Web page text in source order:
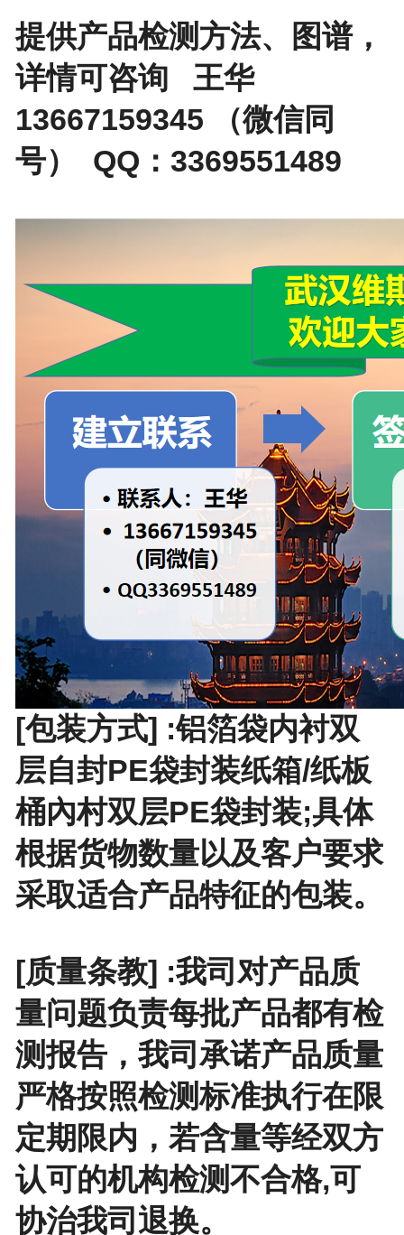
提供产品检测方法、图谱，
详情可咨询 王华
13667159345 （微信同
号） QQ：3369551489
[包装方式] :铝箔袋内衬双
层自封PE袋封装纸箱/纸板
桶內村双层PE袋封装;具体
根据货物数量以及客户要求
采取适合产品特征的包装。
[质量条教] :我司对产品质
量问题负责每批产品都有检
测报告，我司承诺产品质量
严格按照检测标准执行在限
定期限内，若含量等经双方
认可的机构检测不合格,可
协治我司退换。